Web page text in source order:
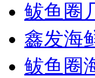
鲅鱼圈
鑫发海
鲅鱼圈